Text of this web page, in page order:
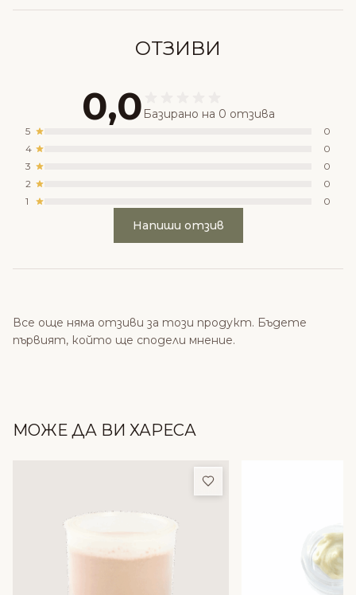
ОТЗИВИ
0,0 Базирано на 0 отзива
5
0
4
0
3
0
2
0
1
0
Напиши отзив
Все още няма отзиви за този продукт. Бъдете
първият, който ще сподели мнение.
МОЖЕ ДА ВИ ХАРЕСА
Добави в любими